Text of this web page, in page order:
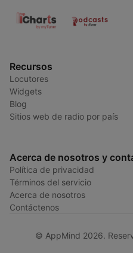
Recursos
Locutores
Widgets
Blog
Sitios web de radio por país
Acerca de nosotros y
Política de privacidad
Términos del servicio
Acerca de nosotros
Contáctenos
© AppMind 2026.